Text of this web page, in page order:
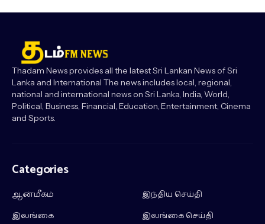
Thadam News provides all the latest Sri Lankan News of Sri
Lanka and International The news includes local, regional,
national and international news on Sri Lanka, India, World,
Political, Business, Financial, Education, Entertainment, Cinema
and Sports.
Categories
ஆன்மீகம்
இந்திய செய்தி
இலங்கை
இலங்கை செய்தி